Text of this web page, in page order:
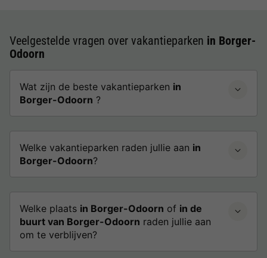
Veelgestelde vragen over vakantieparken in Borger-
Odoorn
Wat zijn de beste vakantieparken in
Borger-Odoorn ?
Welke vakantieparken raden jullie aan in
Borger-Odoorn?
Welke plaats in Borger-Odoorn of in de
buurt van Borger-Odoorn raden jullie aan
om te verblijven?